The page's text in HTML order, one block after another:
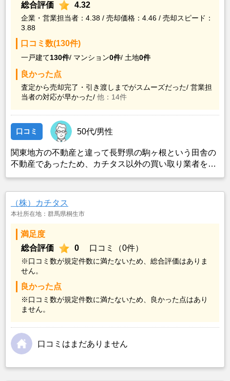
総合評価
4.32
企業・営業担当者：4.38 / 売却価格：4.46 / 売却スピード：
3.88
口コミ数(130件)
一戸建て130件/ マンション0件/ 土地0件
良かった点
査定から売却完了・引き渡しまでがスムーズだった/ 営業担
当者の対応が早かった/ 他：14件
口コミ 50代/男性
関東地方の不動産と違って長野県の駒ヶ根という田舎の
不動産であったため、カチタス以外の買い取り業者をみ
も空き家の状態で不動産を残しておけないと考えて売却
を決めた。
（株）カチタス
本社所在地：群馬県桐生市
満足度
総合評価
0 口コミ（0件）
※口コミ数が規定件数に満たないため、総合評価はありま
せん。
良かった点
※口コミ数が規定件数に満たないため、良かった点はあり
ません。
口コミはまだありません